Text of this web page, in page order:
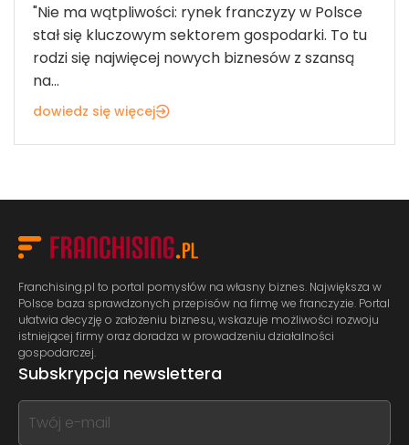
"Nie ma wątpliwości: rynek franczyzy w Polsce
stał się kluczowym sektorem gospodarki. To tu
rodzi się najwięcej nowych biznesów z szansą
na...
dowiedz się więcej
Franchising.pl to portal pomysłów na własny biznes. Największa w
Polsce baza sprawdzonych przepisów na firmę we franczyzie. Portal
ułatwia decyzję o założeniu biznesu, wskazuje możliwości rozwoju
istniejącej firmy oraz doradza w prowadzeniu działalności
gospodarczej.
Subskrypcja newslettera
If
you